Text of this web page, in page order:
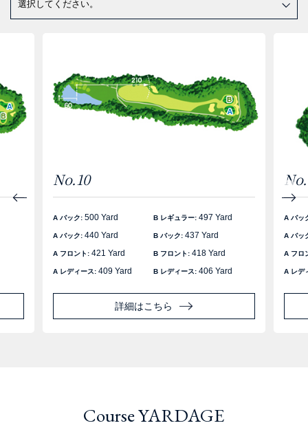
No.10
A バック:500 Yard B レギュラー: 497 Yard
A バック:440 Yard B バック: 437 Yard
A フロント:421 Yard B フロント: 418 Yard
A レディース:409 Yard B レディース: 406 Yard
詳細はこちら
A バッ
A バッ
A フロ
A レデ
Course YARDAGE